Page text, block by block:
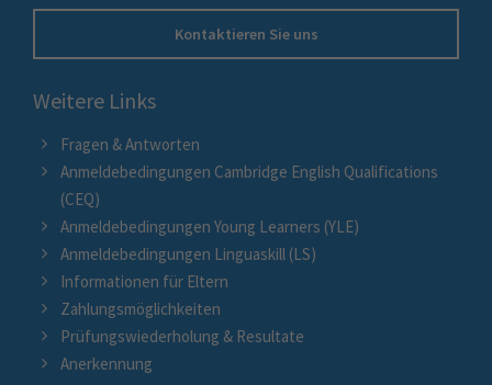
Kontaktieren Sie uns
Weitere Links
Fragen & Antworten
Anmeldebedingungen Cambridge English Qualifications
(CEQ)
Anmeldebedingungen Young Learners (YLE)
Anmeldebedingungen Linguaskill (LS)
Informationen für Eltern
Zahlungsmöglichkeiten
Prüfungswiederholung & Resultate
Anerkennung